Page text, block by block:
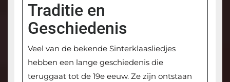
Traditie en
Geschiedenis
Veel van de bekende Sinterklaasliedjes
hebben een lange geschiedenis die
teruggaat tot de 19e eeuw. Ze zijn ontstaan